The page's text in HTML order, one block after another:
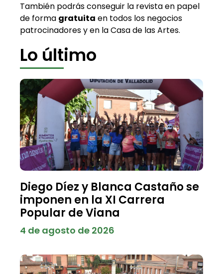
También podrás conseguir la revista en papel
de forma gratuita en todos los negocios
patrocinadores y en la Casa de las Artes.
Lo último
Diego Díez y Blanca Castaño se
imponen en la XI Carrera
Popular de Viana
4 de agosto de 2026